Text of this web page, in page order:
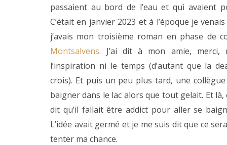
passaient au bord de l’eau et qui avaient
C’était en janvier 2023 et à l’époque je
j’avais mon troisième roman en phase de
Montsalvens. J’ai dit à mon amie, merci,
l’inspiration ni le temps (d’autant que la
crois). Et puis un peu plus tard, une
baigner dans le lac alors que tout gelait. Et là,
dit qu’il fallait être addict pour aller se
L’idée avait germé et je me suis dit que ce
tenter ma chance.